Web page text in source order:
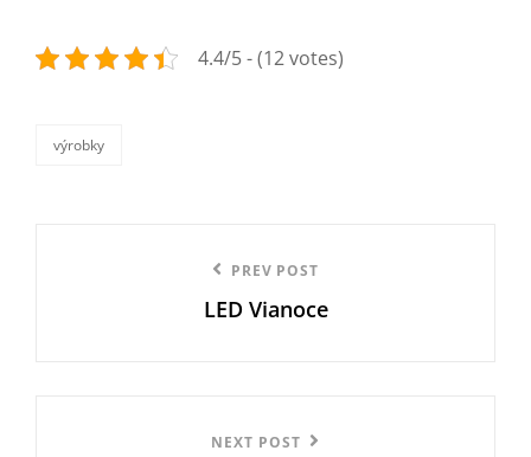
4.4/5 - (12 votes)
categories
výrobky
PREV POST
LED Vianoce
NEXT POST